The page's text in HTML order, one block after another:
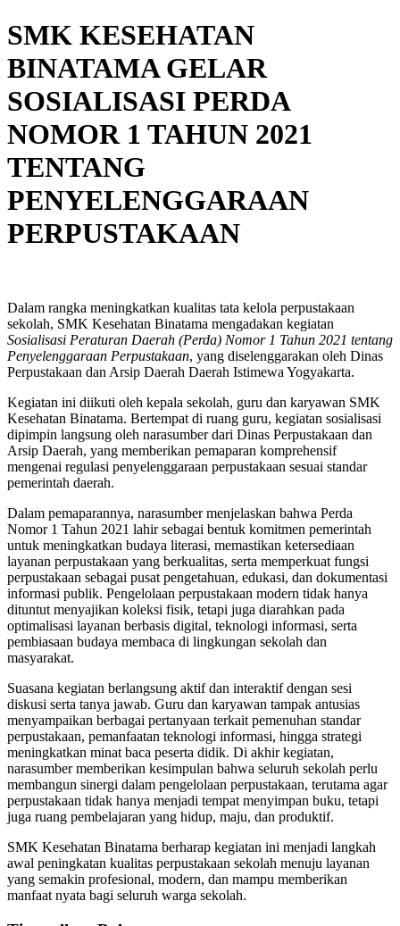
SMK KESEHATAN
BINATAMA GELAR
SOSIALISASI PERDA
NOMOR 1 TAHUN 2021
TENTANG
PENYELENGGARAAN
PERPUSTAKAAN
Dalam rangka meningkatkan kualitas tata kelola perpustakaan
sekolah, SMK Kesehatan Binatama mengadakan kegiatan
Sosialisasi Peraturan Daerah (Perda) Nomor 1 Tahun 2021 tentang
Penyelenggaraan Perpustakaan, yang diselenggarakan oleh Dinas
Perpustakaan dan Arsip Daerah Daerah Istimewa Yogyakarta.
Kegiatan ini diikuti oleh kepala sekolah, guru dan karyawan SMK
Kesehatan Binatama. Bertempat di ruang guru, kegiatan sosialisasi
dipimpin langsung oleh narasumber dari Dinas Perpustakaan dan
Arsip Daerah, yang memberikan pemaparan komprehensif
mengenai regulasi penyelenggaraan perpustakaan sesuai standar
pemerintah daerah.
Dalam pemaparannya, narasumber menjelaskan bahwa Perda
Nomor 1 Tahun 2021 lahir sebagai bentuk komitmen pemerintah
untuk meningkatkan budaya literasi, memastikan ketersediaan
layanan perpustakaan yang berkualitas, serta memperkuat fungsi
perpustakaan sebagai pusat pengetahuan, edukasi, dan dokumentasi
informasi publik. Pengelolaan perpustakaan modern tidak hanya
dituntut menyajikan koleksi fisik, tetapi juga diarahkan pada
optimalisasi layanan berbasis digital, teknologi informasi, serta
pembiasaan budaya membaca di lingkungan sekolah dan
masyarakat.
Suasana kegiatan berlangsung aktif dan interaktif dengan sesi
diskusi serta tanya jawab. Guru dan karyawan tampak antusias
menyampaikan berbagai pertanyaan terkait pemenuhan standar
perpustakaan, pemanfaatan teknologi informasi, hingga strategi
meningkatkan minat baca peserta didik. Di akhir kegiatan,
narasumber memberikan kesimpulan bahwa seluruh sekolah perlu
membangun sinergi dalam pengelolaan perpustakaan, terutama agar
perpustakaan tidak hanya menjadi tempat menyimpan buku, tetapi
juga ruang pembelajaran yang hidup, maju, dan produktif.
SMK Kesehatan Binatama berharap kegiatan ini menjadi langkah
awal peningkatan kualitas perpustakaan sekolah menuju layanan
yang semakin profesional, modern, dan mampu memberikan
manfaat nyata bagi seluruh warga sekolah.